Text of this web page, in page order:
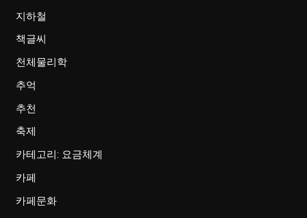
지하철
책글씨
천체물리학
추억
추천
축제
카테고리: 요금체계
카페
카페문화